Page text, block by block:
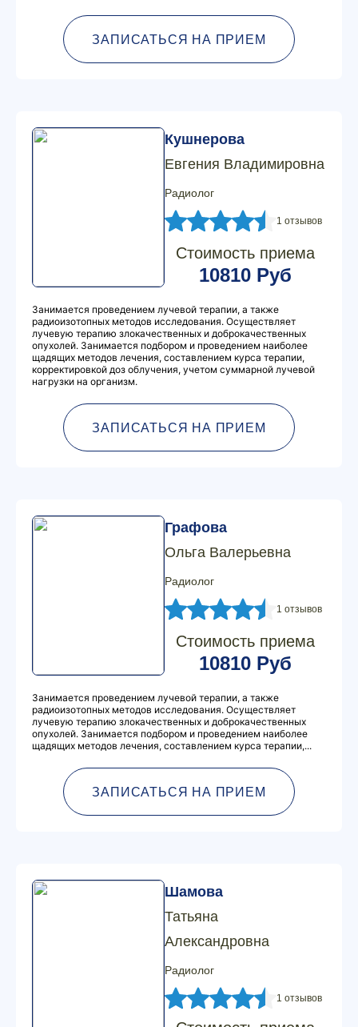
ЗАПИСАТЬСЯ НА ПРИЕМ
Кушнерова
Евгения Владимировна
Радиолог
1 отзывов
Стоимость приема
10810 Руб
Занимается проведением лучевой терапии, а также
радиоизотопных методов исследования. Осуществляет
лучевую терапию злокачественных и доброкачественных
опухолей. Занимается подбором и проведением наиболее
щадящих методов лечения, составлением курса терапии,
корректировкой доз облучения, учетом суммарной лучевой
нагрузки на организм.
ЗАПИСАТЬСЯ НА ПРИЕМ
Графова
Ольга Валерьевна
Радиолог
1 отзывов
Стоимость приема
10810 Руб
Занимается проведением лучевой терапии, а также
радиоизотопных методов исследования. Осуществляет
лучевую терапию злокачественных и доброкачественных
опухолей. Занимается подбором и проведением наиболее
щадящих методов лечения, составлением курса терапии,...
ЗАПИСАТЬСЯ НА ПРИЕМ
Шамова
Татьяна
Александровна
Радиолог
1 отзывов